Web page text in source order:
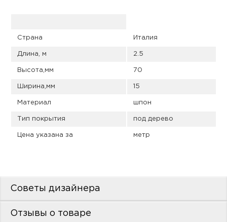
Страна Италия
Длина, м 2.5
Высота,мм 70
Ширина,мм 15
Материал шпон
Тип покрытия под дерево
Цена указана за метр
Советы дизайнера
Отзывы о товаре